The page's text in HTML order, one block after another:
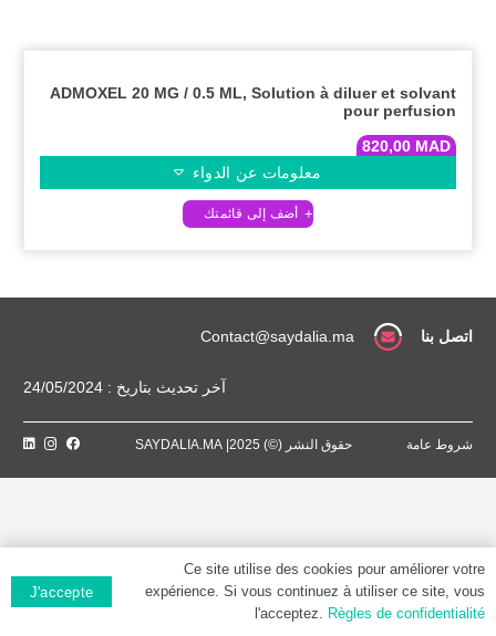
ADMOXEL 20 MG / 0.5 ML, Solution à diluer et solvant
pour perfusion
820,00 MAD
معلومات عن الدواء
اتصل بنا Contact@saydalia.ma
آخر تحديث بتاريخ : 24/05/2024
شروط عامة حقوق النشر (©) 2025| SAYDALIA.MA
Ce site utilise des cookies pour améliorer votre
expérience. Si vous continuez à utiliser ce site, vous
l'acceptez. Règles de confidentialité
J'accepte